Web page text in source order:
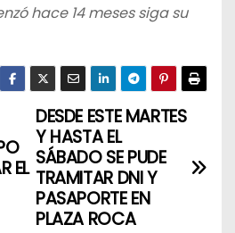
hace 14 meses siga su
DESDE ESTE MARTES
Y HASTA EL
SÁBADO SE PUDE
TRAMITAR DNI Y
PASAPORTE EN
PLAZA ROCA
EL